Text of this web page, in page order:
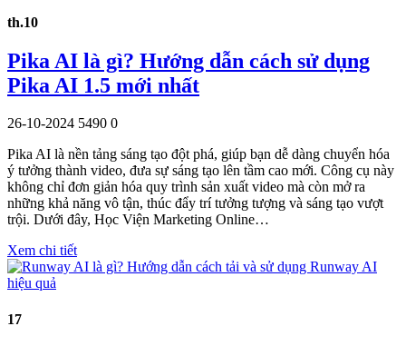
th.10
Pika AI là gì? Hướng dẫn cách sử dụng
Pika AI 1.5 mới nhất
26-10-2024 5490 0
Pika AI là nền tảng sáng tạo đột phá, giúp bạn dễ dàng chuyển hóa
ý tưởng thành video, đưa sự sáng tạo lên tầm cao mới. Công cụ này
không chỉ đơn giản hóa quy trình sản xuất video mà còn mở ra
những khả năng vô tận, thúc đẩy trí tưởng tượng và sáng tạo vượt
trội. Dưới đây, Học Viện Marketing Online…
Xem chi tiết
17